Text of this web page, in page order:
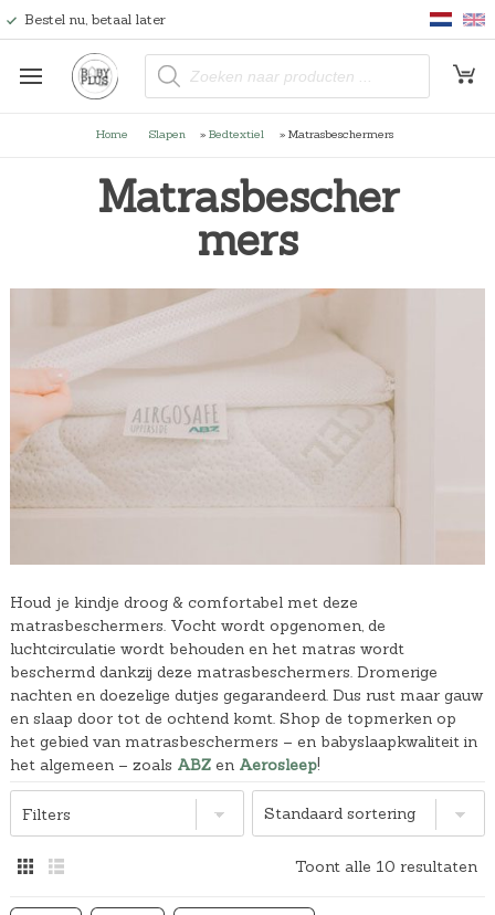
Bestel nu, betaal later
P
o
c
n
z
o
Home Slapen » Bedtextiel » Matrasbeschermers
Matrasbescher
mers
Houd je kindje droog & comfortabel met deze
matrasbeschermers. Vocht wordt opgenomen, de
luchtcirculatie wordt behouden en het matras wordt
beschermd dankzij deze matrasbeschermers. Dromerige
nachten en doezelige dutjes gegarandeerd. Dus rust maar gauw
en slaap door tot de ochtend komt. Shop de topmerken op
het gebied van matrasbeschermers – en babyslaapkwaliteit in
het algemeen – zoals ABZen Aerosleep!
Filters
Toont alle 10 resultaten